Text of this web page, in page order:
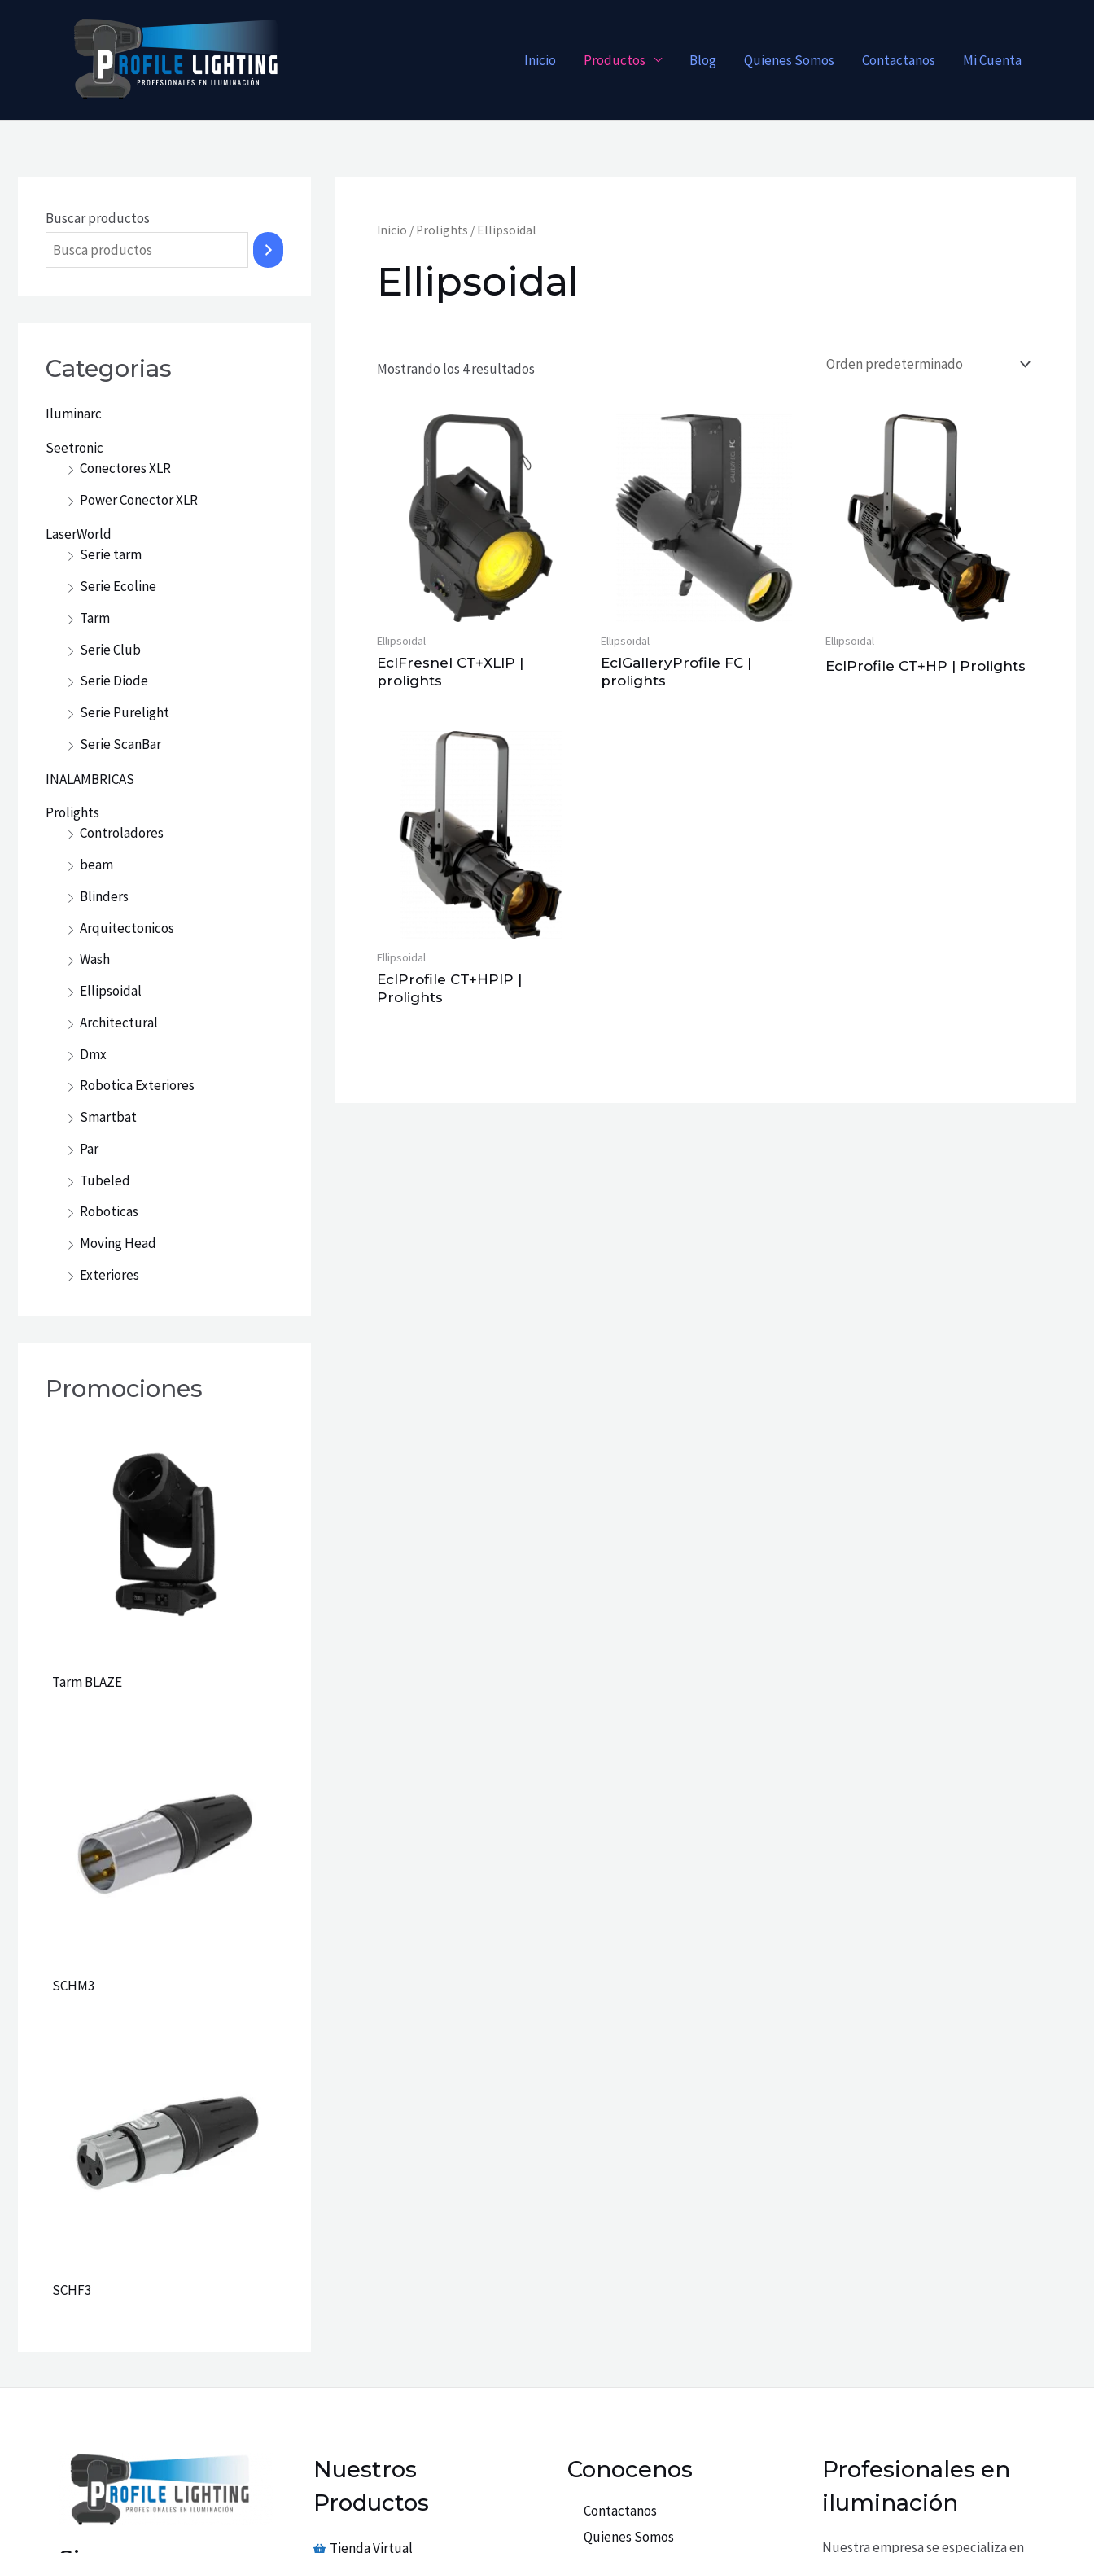
Inicio Productos Blog Quienes Somos Contactanos Mi Cuenta
Buscar productos
Categorias
Iluminarc
Seetronic
Conectores XLR
Power Conector XLR
LaserWorld
Serie tarm
Serie Ecoline
Tarm
Serie Club
Serie Diode
Serie Purelight
Serie ScanBar
INALAMBRICAS
Prolights
Controladores
beam
Blinders
Arquitectonicos
Wash
Ellipsoidal
Architectural
Dmx
Robotica Exteriores
Smartbat
Par
Tubeled
Roboticas
Moving Head
Exteriores
Promociones
Tarm BLAZE
SCHM3
SCHF3
Inicio / Prolights / Ellipsoidal
Ellipsoidal
Mostrando los 4 resultados
Ellipsoidal
EclFresnel CT+XLIP |
prolights
Ellipsoidal
EclGalleryProfile FC |
prolights
Ellipsoidal
EclProfile CT+HP | Prolights
Ellipsoidal
EclProfile CT+HPIP |
Prolights
Nuestros
Productos
Tienda Virtual
Conocenos
Contactanos
Quienes Somos
Profesionales en
iluminación
Nuestra empresa se especializa en